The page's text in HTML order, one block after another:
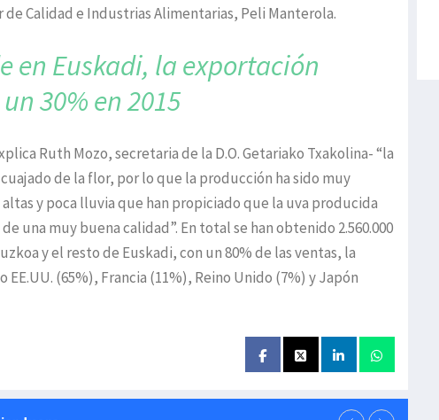
Calidad e Industrias Alimentarias, Peli Manterola.
en Euskadi, la exportación
un 30% en 2015
Ruth Mozo, secretaria de la D.O. Getariako Txakolina- “la
de la flor, por lo que la producción ha sido muy
y poca lluvia que han propiciado que la uva producida
una muy buena calidad”. En total se han obtenido 2.560.000
y el resto de Euskadi, con un 80% de las ventas, la
(65%), Francia (11%), Reino Unido (7%) y Japón